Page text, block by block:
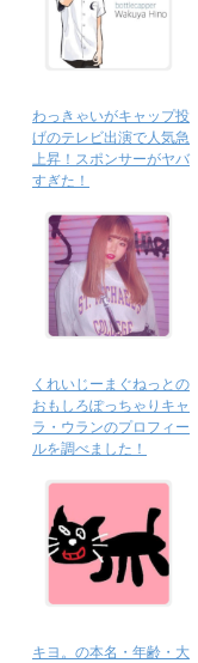
わっきゃいがキャップ投
げのテレビ出演で人気急
上昇！スポンサーがヤバ
すぎた！
くれいじーまぐねっとの
おもしろぽっちゃりキャ
ラ・ウランのプロフィー
ルを調べました！
キヨ。の本名・年齢・大